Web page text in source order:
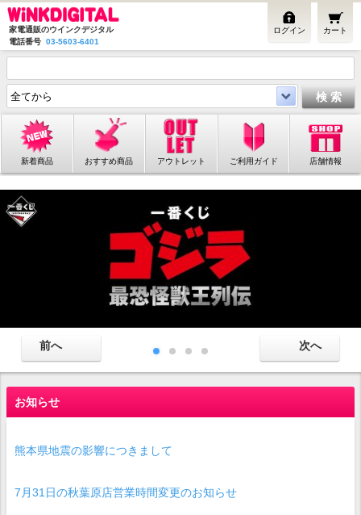
家電通販のウインクデジタル
電話番号 03-5603-6401
カート
ログイン
新着商品 おすすめ商品 アウトレット ご利用ガイド 店舗情報
お知らせ
熊本県地震の影響につきまして
7月31日の秋葉原店営業時間変更のお知らせ